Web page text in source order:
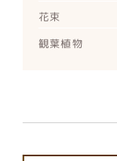
花束
観葉植物